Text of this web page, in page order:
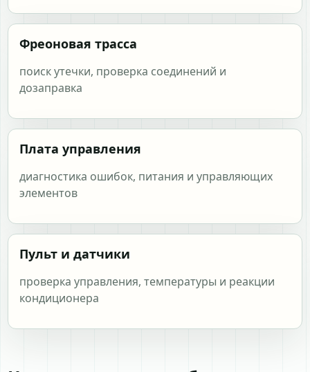
Фреоновая трасса
поиск утечки, проверка соединений и
дозаправка
Плата управления
диагностика ошибок, питания и управляющих
элементов
Пульт и датчики
проверка управления, температуры и реакции
кондиционера